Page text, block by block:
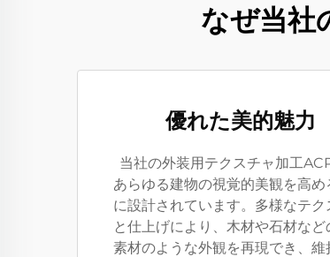
なぜ当社
優れた美的魅力
当社の外装用テクスチャ加工ACP
あらゆる建物の視覚的美観を高め
に設計されています。多様なテク
と仕上げにより、木材や石材など
素材のような外観を再現でき、維